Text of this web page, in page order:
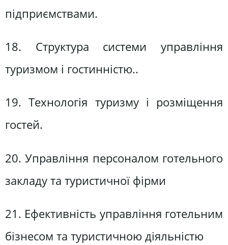
підприємствами.
18. Структура системи управління
туризмом і гостинністю..
19. Технологія туризму і розміщення
гостей.
20. Управління персоналом готельного
закладу та туристичної фірми
21. Ефективність управління готельним
бізнесом та туристичною діяльністю